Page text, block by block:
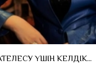
ҮШІН КЕЛДІК...